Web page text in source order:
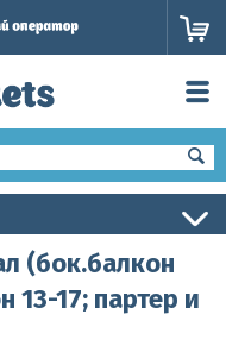
(бок.балкон
13-17; партер и